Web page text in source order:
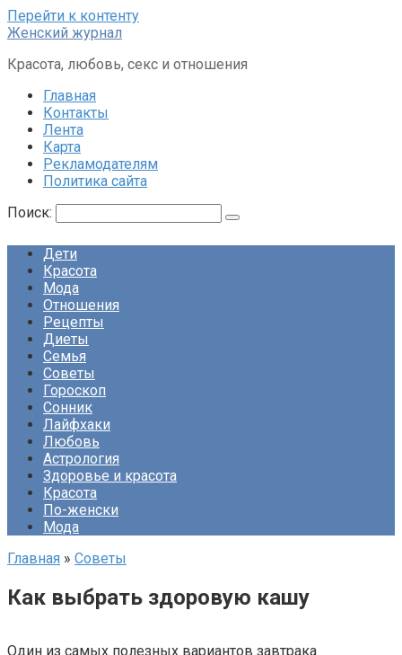
Перейти к контенту
Женский журнал
Красота, любовь, секс и отношения
Главная
Контакты
Лента
Карта
Рекламодателям
Политика сайта
Поиск:
Дети
Красота
Мода
Отношения
Рецепты
Диеты
Семья
Советы
Гороскоп
Сонник
Лайфхаки
Любовь
Астрология
Здоровье и красота
Красота
По-женски
Мода
Главная » Советы
Как выбрать здоровую кашу
Один из самых полезных вариантов завтрака